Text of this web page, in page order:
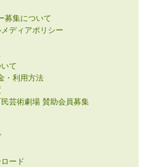
募集について
ディアポリシー
て
・利用方法
芸術劇場 賛助会員募集
ード